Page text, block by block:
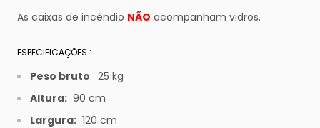
As caixas de incêndio NÃO acompanham vidros.
ESPECIFICAÇÕES :
Peso bruto: 25 kg
Altura: 90 cm
Largura: 120 cm